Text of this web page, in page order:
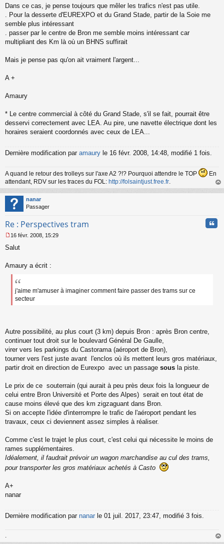
Dans ce cas, je pense toujours que mêler les trafics n'est pas utile.
. Pour la desserte d'EUREXPO et du Grand Stade, partir de la Soie me
semble plus intéressant
. passer par le centre de Bron me semble moins intéressant car
multipliant des Km là où un BHNS suffirait
Mais je pense pas qu'on ait vraiment l'argent...
A +
Amaury
* Le centre commercial à côté du Grand Stade, s'il se fait, pourrait être
desservi correctement avec LEA. Au pire, une navette électrique dont les
horaires seraient coordonnés avec ceux de LEA...
Dernière modification par amaury le 16 févr. 2008, 14:48, modifié 1 fois.
A quand le retour des trolleys sur l'axe A2 ?!? Pourquoi attendre le TOP
En
attendant, RDV sur les traces du FOL: http://folsaintjust.free.fr.
au
nanar
Passager
Re : Perspectives tram
e
s
16 févr. 2008, 15:29
Salut
Amaury a écrit :
j'aime m'amuser à imaginer comment faire passer des trams sur ce
secteur
Autre possibilité, au plus court (3 km) depuis Bron : après Bron centre,
continuer tout droit sur le boulevard Général De Gaulle,
virer vers les parkings du Castorama (aéroport de Bron),
tourner vers l'est juste avant l'enclos où ils mettent leurs gros matériaux,
partir droit en direction de Eurexpo avec un passage sous la piste.
Le prix de ce souterrain (qui aurait à peu près deux fois la longueur de
celui entre Bron Université et Porte des Alpes) serait en tout état de
cause moins élevé que des km zigzaguant dans Bron.
Si on accepte l'idée d'interrompre le trafic de l'aéroport pendant les
travaux, ceux ci deviennent assez simples à réaliser.
Comme c'est le trajet le plus court, c'est celui qui nécessite le moins de
rames supplémentaires.
Idéalement, il faudrait prévoir un wagon marchandise au cul des trams,
pour transporter les gros matériaux achetés à Casto
A+
nanar
Dernière modification par nanar le 01 juil. 2017, 23:47, modifié 3 fois.